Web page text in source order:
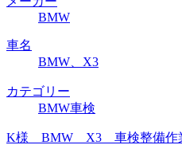
BMW
車名
BMW、X3
カテゴリー
BMW車検
K様 BMW X3 車検整備作業